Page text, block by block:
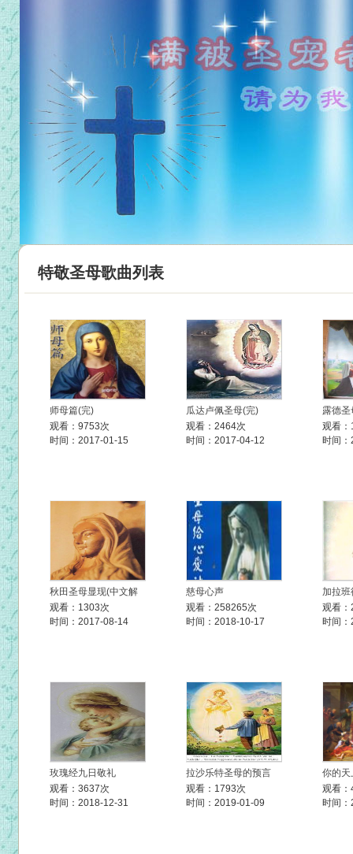
特敬圣母歌曲列表
师母篇(完)
观看：9753次
时间：2017-01-15
瓜达卢佩圣母(完)
观看：2464次
时间：2017-04-12
露德
观看
时间
秋田圣母显现(中文解
观看：1303次
时间：2017-08-14
慈母心声
观看：258265次
时间：2018-10-17
加拉班
观看
时间
玫瑰经九日敬礼
观看：3637次
时间：2018-12-31
拉沙乐特圣母的预言
观看：1793次
时间：2019-01-09
你的天
观看
时间